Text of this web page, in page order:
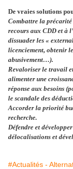
De vraies solutions
Combattre la précarité
recours aux CDD et à
dissuader les «
licenciement, obtenir
abusivement…).
Revaloriser le travail
alimenter une
réponse aux besoins
le scandale des
Accorder la priorité
recherche.
Défendre et
délocalisations et
#Actualités -